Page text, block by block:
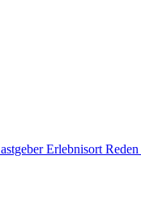
Erlebnisort Reden